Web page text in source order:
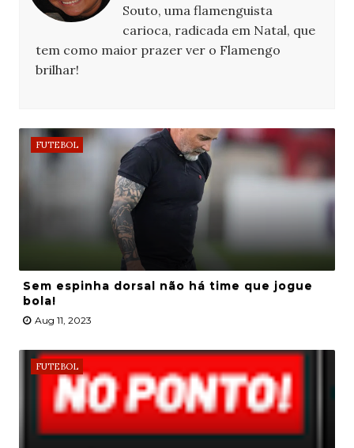
Souto, uma flamenguista
carioca, radicada em Natal, que
tem como maior prazer ver o Flamengo
brilhar!
FUTEBOL
Sem espinha dorsal não há time que jogue
bola!
Aug 11, 2023
FUTEBOL